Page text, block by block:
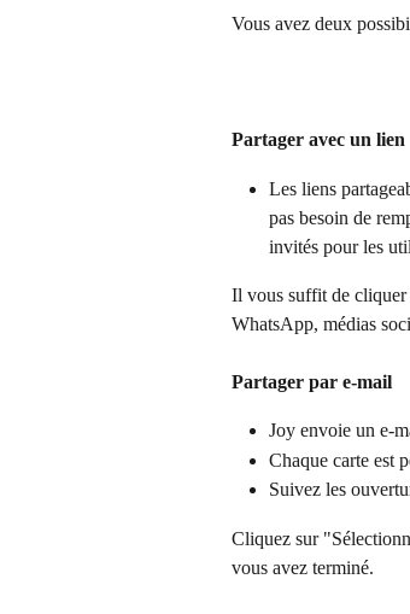
Vous avez deux
Partager avec un lien
Les liens
pas besoin de
invités pour les
Il vous suffit de
WhatsApp, médias
Partager par e-mail
Joy envoie un e-
Chaque carte est
Suivez les
Cliquez sur
vous avez terminé.